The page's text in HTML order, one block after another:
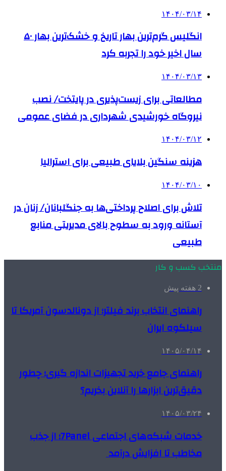
۱۴۰۴/۰۳/۱۴
انگلیس گرم‌ترین بهار تاریخ و خشک‌ترین بهار ۵۰
سال اخیر خود را تجربه کرد
۱۴۰۴/۰۳/۱۳
مطالعاتی برای زیست‌پذیری در پایتخت/ نصب
نیروگاه‌ خورشیدی شهرداری در فضای عمومی‌
۱۴۰۴/۰۳/۱۲
هزینه سنگین بلایای طبیعی برای استرالیا
۱۴۰۴/۰۳/۱۰
تلاش برای اصلاح پرداختی‌ها به جنگلبانان/ زنان در
آستانه ورود به سطوح بالای مدیریتی منابع
طبیعی
منتخب کسب و کار
2 هفته پیش
راهنمای انتخاب برند فیلتر؛ از دونالدسون آمریکا تا
سیلکوه ایران
۱۴۰۵/۰۴/۱۴
راهنمای جامع خرید تجهیزات اندازه گیری؛ چطور
دقیق‌ترین ابزارها را آنلاین بخریم؟
۱۴۰۵/۰۳/۲۴
خدمات شبکه‌های اجتماعی 7Panel؛ از جذب
مخاطب تا افزایش درآمد